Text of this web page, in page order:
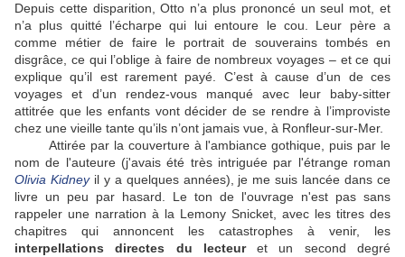
Depuis cette disparition, Otto n’a plus prononcé un seul mot, et
n’a plus quitté l’écharpe qui lui entoure le cou. Leur père a
comme métier de faire le portrait de souverains tombés en
disgrâce, ce qui l’oblige à faire de nombreux voyages – et ce qui
explique qu’il est rarement payé. C’est à cause d’un de ces
voyages et d’un rendez-vous manqué avec leur baby-sitter
attitrée que les enfants vont décider de se rendre à l’improviste
chez une vieille tante qu’ils n’ont jamais vue, à Ronfleur-sur-Mer.
Attirée par la couverture à l'ambiance gothique, puis par le
nom de l'auteure (j'avais été très intriguée par l'étrange roman
Olivia Kidneyil y a quelques années), je me suis lancée dans ce
livre un peu par hasard. Le ton de l'ouvrage n'est pas sans
rappeler une narration à la Lemony Snicket, avec les titres des
chapitres qui annoncent les catastrophes à venir, les
interpellations directes du lecteuret un second degré